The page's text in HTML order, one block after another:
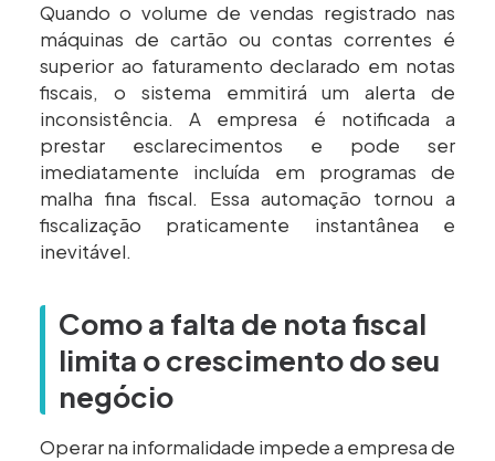
Quando o volume de vendas registrado nas
máquinas de cartão ou contas correntes é
superior ao faturamento declarado em notas
fiscais, o sistema emmitirá um alerta de
inconsistência. A empresa é notificada a
prestar esclarecimentos e pode ser
imediatamente incluída em programas de
malha fina fiscal. Essa automação tornou a
fiscalização praticamente instantânea e
inevitável.
Como a falta de nota fiscal
limita o crescimento do seu
negócio
Operar na informalidade impede a empresa de